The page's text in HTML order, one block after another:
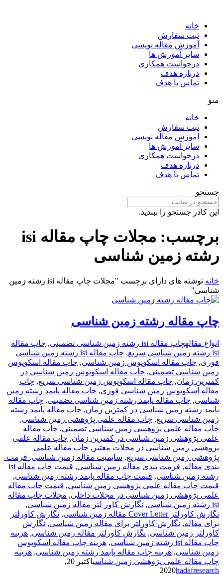
خانه
ثبت سفارش
آموزش مقاله نویسی
سایر آموزش ها
درخواست همکاری
درباره هدف
تماس با هدف
منو
خانه
ثبت سفارش
آموزش مقاله نویسی
سایر آموزش ها
درخواست همکاری
درباره هدف
تماس با هدف
جستجو
این کادر جستجو را ببندید.
برچسب:
مجلات چاپ مقاله isi
رشته زمین شناسی
خانه
نوشته های دارای برچسب "مجلات چاپ مقاله isi رشته زمین
شناسی"
چاپ مقاله رشته زمین شناسی
انواع مقالهچاپ مقاله isi رشته زمین شناسی تضمینی , چاپ مقاله
isi رشته زمین شناسی سریع
,
چاپ مقاله isi رشته زمین شناسی
فوری, چاپ مقاله اسکوپوس زمین شناسی, چاپ مقاله اسکوپوس
زمین شناسی تضمینی, چاپ مقاله اسکوپوس زمین شناسی در
کمترین زمان, چاپ مقاله اسکوپوس زمین شناسی سریع, چاپ
مقاله اسکوپوس زمین شناسی فوری, چاپ مقاله پابمد رشته زمین
شناسی, چاپ مقاله پابمد رشته زمین شناسی تضمینی, چاپ مقاله
پابمد رشته زمین شناسی در کمترین زمان, چاپ مقاله پابمد رشته
زمین شناسی سریع, چاپ مقاله علمی پژوهشی زمین شناسی,
چاپ مقاله علمی پژوهشی زمین شناسی تضمینی, چاپ مقاله
علمی پژوهشی زمین شناسی در کمترین زمان, چاپ مقاله علمی
پژوهشی زمین شناسی در مجلات معتبر , چاپ مقاله علمی
پژوهشی زمین شناسی سریع, سابمیت مقاله زمین شناسی, فرمت­
بندی مقاله, فرمت­ بندی مقاله زمین شناسی,
قیمت چاپ مقاله isi
رشته زمین شناسی, قیمت چاپ مقاله پابمد رشته زمین شناسی,
قیمت چاپ مقاله علمی پژوهشی زمین شناسی, قیمت چاپ مقاله
علمی پژوهشی زمین شناسی در مجلات داخلی, مجلات چاپ مقاله
isi رشته زمین شناسی
, نگارش کاور لتر مقاله زمین شناسی,
نگارش کاورلتر Cover Letter مقاله زمین شناسی
, نگارش کاورلتر
برای مقاله, نگارش کاورلتر برای مقاله زمین شناسی, نگارش
کاورلتر زمین شناسی, نگارش کاورلتر مقاله زمین شناسی, هزینه
چاپ مقاله isi رشته زمین شناسی
, هزینه چاپ مقاله اسکوپوس
زمین شناسی, هزینه چاپ مقاله پابمد رشته زمین شناسی, هزینه
چاپ مقاله علمی پژوهشی زمین شناسی
اکتبر 20,
2020hadafresearch